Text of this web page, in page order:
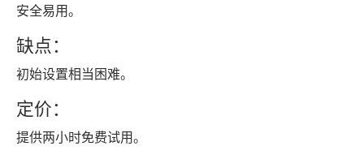
安全易用。
缺点：
初始设置相当困难。
定价：
提供两小时免费试用。